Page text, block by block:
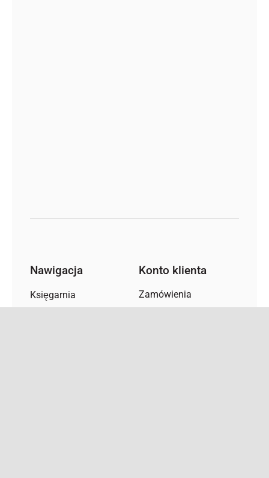
Nawigacja
Księgarnia
Konto klienta
Zamówienia